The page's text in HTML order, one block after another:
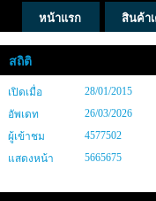
หน้าแรก สินค้า
สถิติ
เปิดเมื่อ
28/01/2015
อัพเดท
26/03/2026
ผู้เข้าชม
4577502
แสดงหน้า
5665675